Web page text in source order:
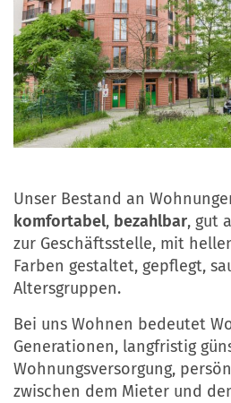
Unser Bestand an
komfortabel, bezahlbar, gut
zur Geschäftsstelle, mit
Farben gestaltet, gepflegt,
Altersgruppen.
Bei uns Wohnen bedeutet
Generationen, langfristig
Wohnungsversorgung,
zwischen dem Mieter und